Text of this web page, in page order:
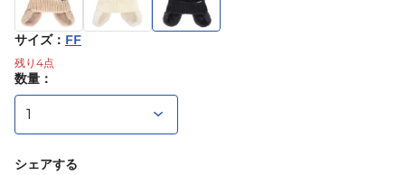
サイズ： FF
残り 4点
数量：
シェアする